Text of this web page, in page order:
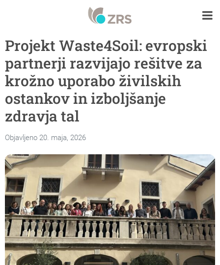
Projekt Waste4Soil: evropski
partnerji razvijajo rešitve za
krožno uporabo živilskih
ostankov in izboljšanje
zdravja tal
Objavljeno 20. maja, 2026